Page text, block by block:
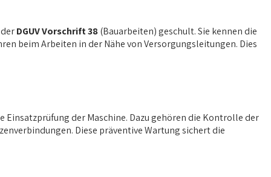
DGUV Vorschrift 38(Bauarbeiten) geschult. Sie kennen die
beim Arbeiten in der Nähe von Versorgungsleitungen. Dies
der Maschine. Dazu gehören die Kontrolle der
Diese präventive Wartung sichert die